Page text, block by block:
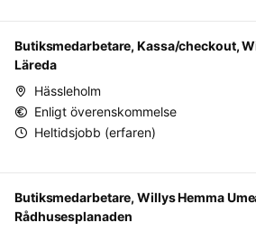
Butiksmedarbetare, Kassa/checkout,
Läreda
Hässleholm
Enligt överenskommelse
Heltidsjobb (erfaren)
Butiksmedarbetare, Willys Hemma
Rådhusesplanaden